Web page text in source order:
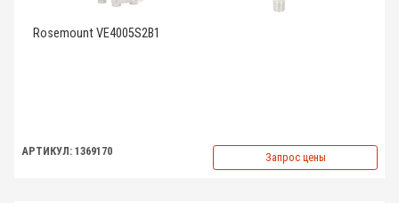
Rosemount VE4005S2B1
АРТИКУЛ: 1369170 Запрос цены